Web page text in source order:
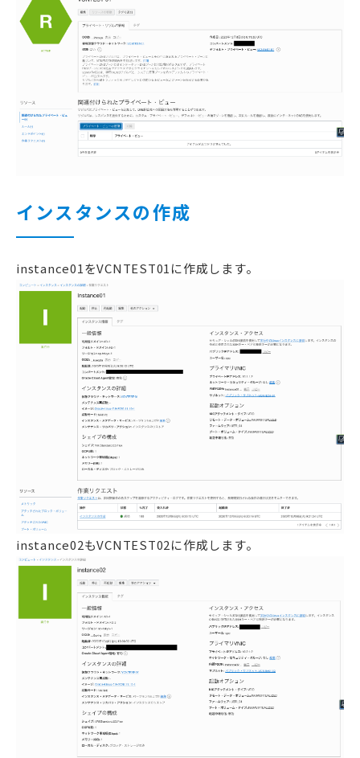
インスタンスの作成
instance01をVCNTEST01に作成します。
instance02もVCNTEST02に作成します。